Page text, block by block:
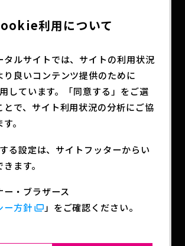
フィギュア
ョン「ジ
＆ヴァル
ねんどろいど ジャイロ・ツ
ェペリ DX
利用について
タルサイトでは、サイトの利用状況
り良いコンテンツ提供のために
しています。「同意する」をご選
とで、サイト利用状況の分析にご協
。
る設定は、サイトフッターからい
ます。
ー・ブラザース
ー方針 」をご確認ください。